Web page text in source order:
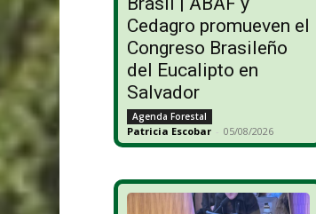
Cedagro promueven el
Congreso Brasileño
del Eucalipto en
Salvador
Agenda Forestal
Patricia Escobar - 05/08/2026